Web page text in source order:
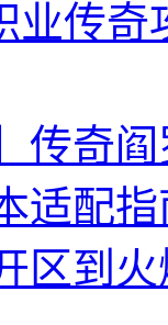
业传
】传奇
适配指
区到